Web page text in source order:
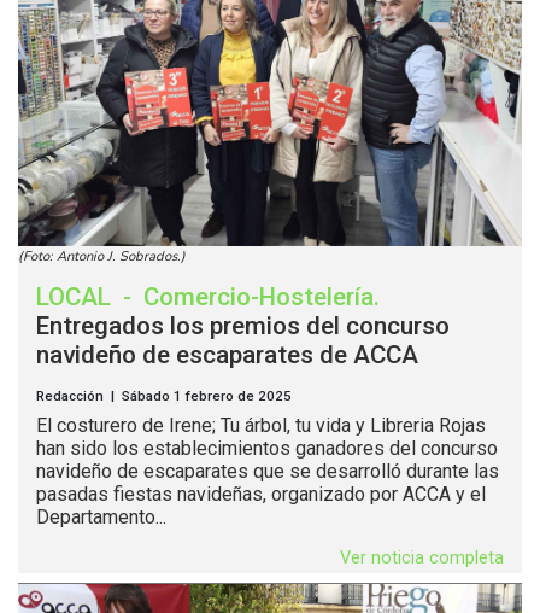
(Foto: Antonio J. Sobrados.)
LOCAL - Comercio-Hostelería.
Entregados los premios del concurso
navideño de escaparates de ACCA
Redacción | Sábado 1 febrero de 2025
El costurero de Irene; Tu árbol, tu vida y Libreria Rojas
han sido los establecimientos ganadores del concurso
navideño de escaparates que se desarrolló durante las
pasadas fiestas navideñas, organizado por ACCA y el
Departamento...
Ver noticia completa